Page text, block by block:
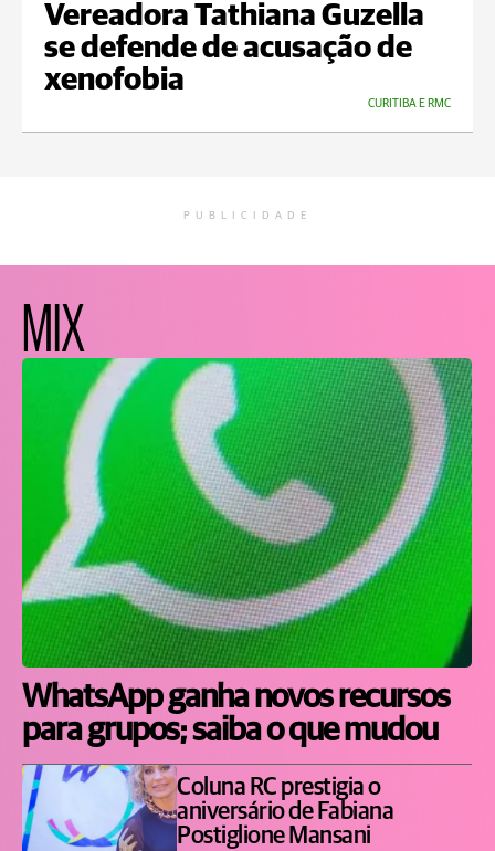
Vereadora Tathiana Guzella
se defende de acusação de
xenofobia
CURITIBA E RMC
PUBLICIDADE
MIX
WhatsApp ganha novos recursos
para grupos; saiba o que mudou
Coluna RC prestigia o
aniversário de Fabiana
Postiglione Mansani